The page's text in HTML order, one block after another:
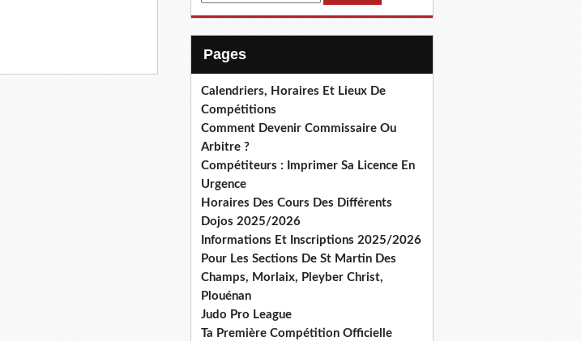
Pages
Calendriers, Horaires Et Lieux De
Compétitions
Comment Devenir Commissaire Ou
Arbitre ?
Compétiteurs : Imprimer Sa Licence En
Urgence
Horaires Des Cours Des Différents
Dojos 2025/2026
Informations Et Inscriptions 2025/2026
Pour Les Sections De St Martin Des
Champs, Morlaix, Pleyber Christ,
Plouénan
Judo Pro League
Ta Première Compétition Officielle